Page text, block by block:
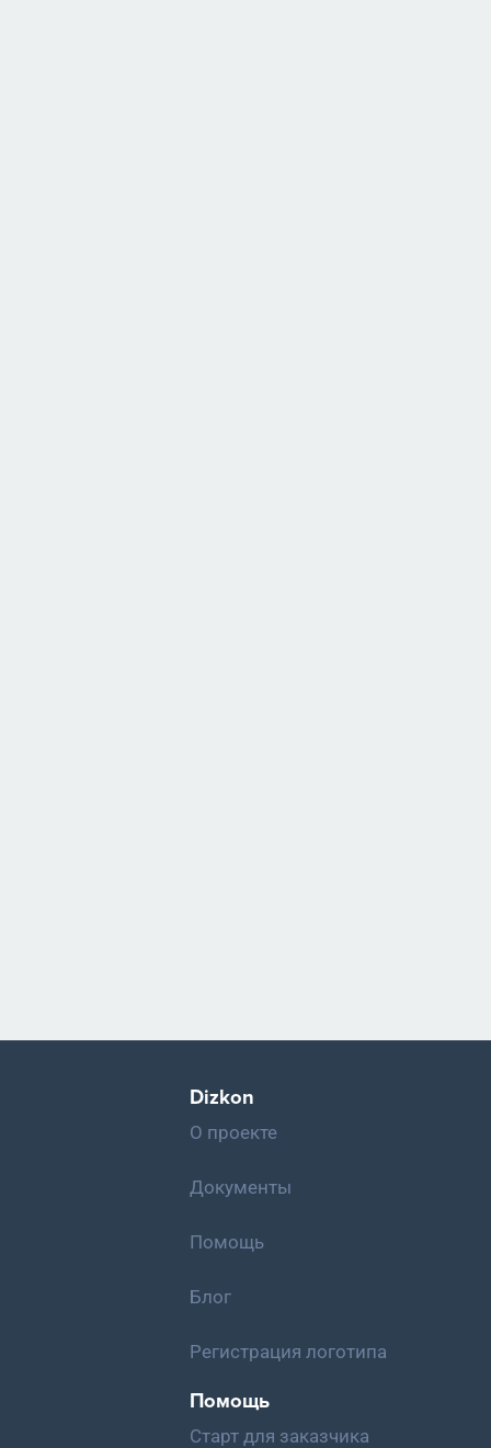
Dizkon
О проекте
Документы
Помощь
Блог
Регистрация логотипа
Помощь
Старт для заказчика